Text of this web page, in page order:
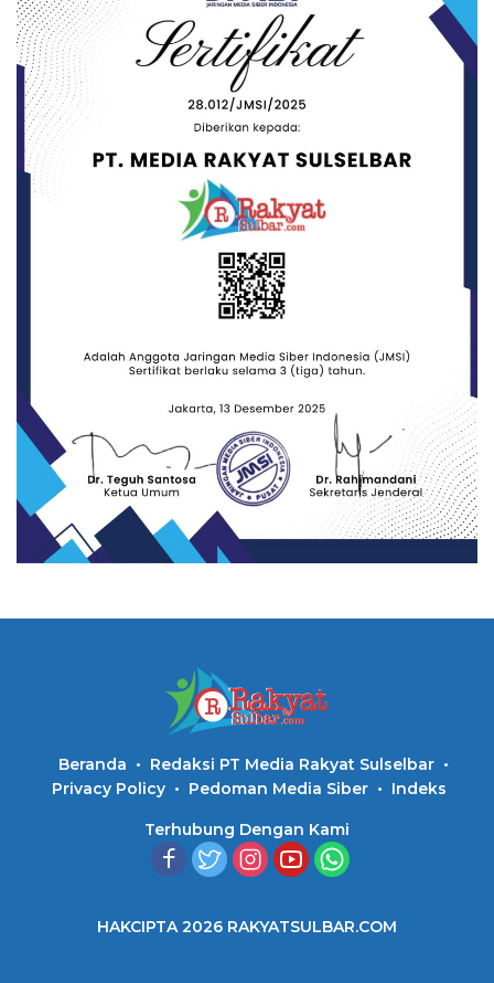
Beranda
Redaksi PT Media Rakyat Sulselbar
Privacy Policy
Pedoman Media Siber Indeks
Terhubung Dengan Kami
HAKCIPTA 2026 RAKYATSULBAR.COM